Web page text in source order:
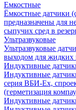
Емкостные
Ёмкостные датчики
предназначены для
сыпучих сред в
Ультразвуковые
Ультразвуковые
выходом для жидких
Индуктивные
Индуктивные
серия ВБИ-Ех,
(герметизация
Индуктивные